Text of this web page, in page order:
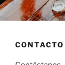
CONTACTO